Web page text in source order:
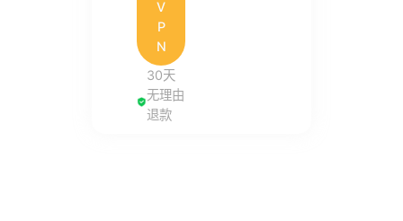
V
P
N
30天
无理由
退款